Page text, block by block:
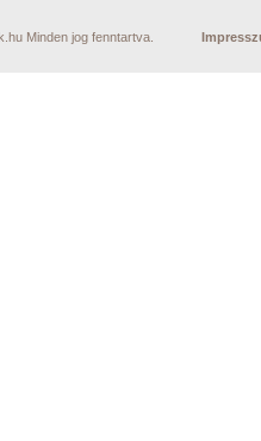
Minden jog fenntartva.